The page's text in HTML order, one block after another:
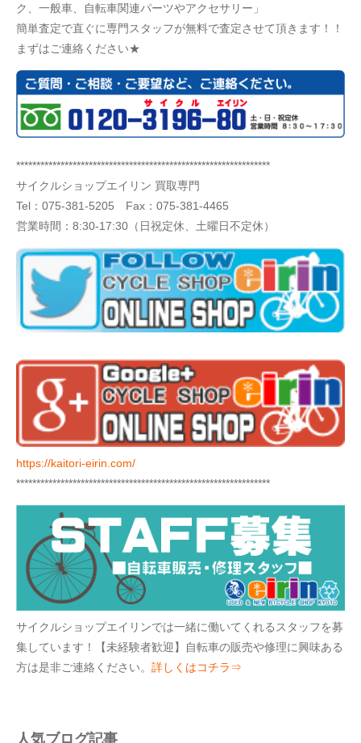
ク、一般車、自転車関連パーツやアクセサリー」
簡単査定で直ぐに専門スタッフが無料で査定させて頂きます！！
まずはご連絡ください★
***************************************************************
サイクルショップエイリン 買取専門
Tel： 075-381-5205 Fax：075-381-4465
営業時間：8:30-17:30（日祝定休、土曜日不定休）
https://kaitori-eirin.com/
***************************************************************
サイクルショップエイリンでは一緒に働いてくれるスタッフを募
集しています！【未経験者歓迎】自転車の販売や修理に興味ある
方は是非ご連絡ください。 詳しくはコチラ⇒
人気ブログ記事